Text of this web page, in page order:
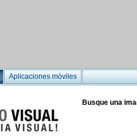
Aplicaciones móviles
Busque una